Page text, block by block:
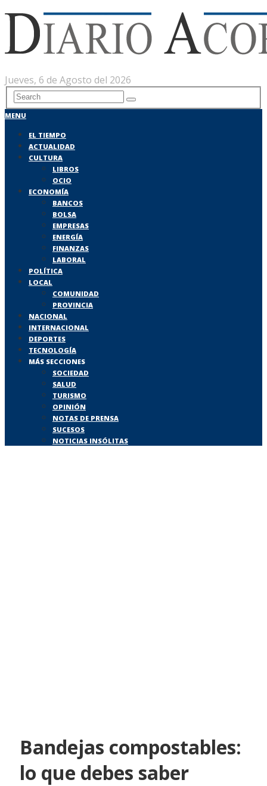
Jueves, 6 de Agosto del 2026
MENU
EL TIEMPO
ACTUALIDAD
CULTURA
LIBROS
OCIO
ECONOMÍA
BANCOS
BOLSA
EMPRESAS
ENERGÍA
FINANZAS
LABORAL
POLÍTICA
LOCAL
COMUNIDAD
PROVINCIA
NACIONAL
INTERNACIONAL
DEPORTES
TECNOLOGÍA
MÁS SECCIONES
SOCIEDAD
SALUD
TURISMO
OPINIÓN
NOTAS DE PRENSA
SUCESOS
NOTICIAS INSÓLITAS
Bandejas compostables:
lo que debes saber